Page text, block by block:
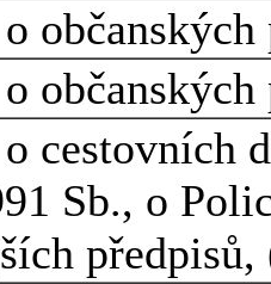
občanských
občanských
cestovních
Sb., o